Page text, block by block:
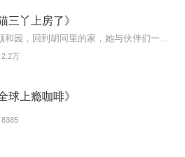
三丫上房了》
2.2万
球上瘾咖啡》
8385